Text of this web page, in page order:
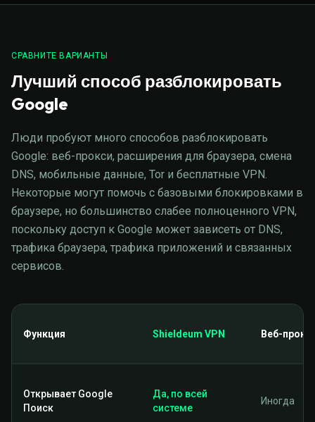
СРАВНИТЕ ВАРИАНТЫ
Лучший способ разблокировать
Google
Люди пробуют много способов разблокировать
Google: веб-прокси, расширения для браузера, смена
DNS, мобильные данные, Tor и бесплатные VPN.
Некоторые могут помочь с базовыми блокировками в
браузере, но большинство слабее полноценного VPN,
поскольку доступ к Google может зависеть от DNS,
трафика браузера, трафика приложений и связанных
сервисов.
Функция Shieldeum VPN Веб-
Открывает Google
Поиск
Да, по всей
системе
Иногда